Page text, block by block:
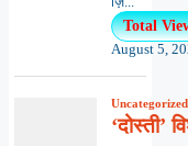
Total
August 5,
Uncategorized
‘दोस्ती’